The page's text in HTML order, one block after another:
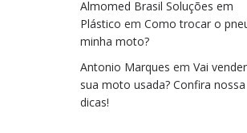
Almomed Brasil Soluções em
Plástico em Como trocar o
minha moto?
Antonio Marques em Vai vender
sua moto usada? Confira nossa
dicas!